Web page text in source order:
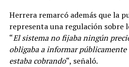
Herrera remarcó además que la
representa una regulación sobre
“El sistema no fijaba ningún
obligaba a informar públicamente
estaba cobrando“, señaló.